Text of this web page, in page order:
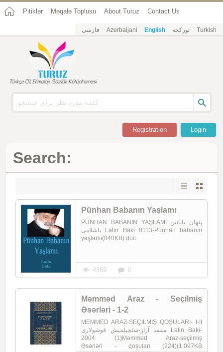
Pitiklər Məqalə Toplusu About Turuz Contact Us
فارسی Azerbaijani English تورکجه Turkish
Login
Registration
Search:
Pünhan Babanın Yaşlamı
PÜNHAN BABANIN YAŞLAMI پنهان بابانین
یاشلامی Latin Baki 0113-Pünhan babanın
yaşlamı(840KB).doc
4369 0
Məmməd Araz - Seçilmiş
Əsərləri - 1-2
MEMMED ARAZ-SEÇILMIŞ QOŞULARI- I-II
مممد آراز-سئچیلمیش قوشولاری Latin Baki-
2004 (1)Məmməd Araz-seçilmiş
Əsərləri - qoşuları (224)(1.097KB